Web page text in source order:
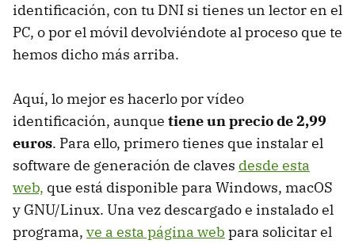
identificación, con tu DNI si tienes un lector en el
PC, o por el móvil devolviéndote al proceso que te
hemos dicho más arriba.
Aquí, lo mejor es hacerlo por vídeo
identificación, aunque tiene un precio de 2,99
euros. Para ello, primero tienes que instalar el
software de generación de claves desde esta
web, que está disponible para Windows, macOS
y GNU/Linux. Una vez descargado e instalado el
programa, ve a esta página web para solicitar el